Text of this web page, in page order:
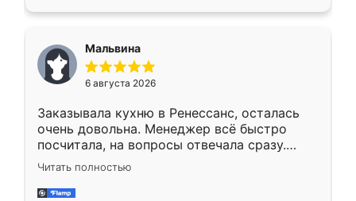
Мальвина
6 августа 2026
Заказывала кухню в Ренессанс, осталась
очень довольна. Менеджер всё быстро
посчитала, на вопросы отвечала сразу.
Замерщик приехал в субботу, подошёл к
делу со всей ответственностью. Собрали
за день, ребята работали аккуратно, даже
Читать полностью